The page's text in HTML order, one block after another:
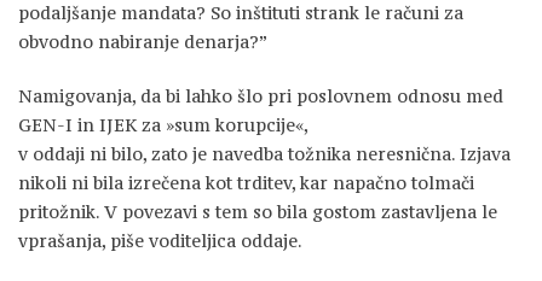
podaljšanje mandata? So inštituti strank le računi za
obvodno nabiranje denarja?”
Namigovanja, da bi lahko šlo pri poslovnem odnosu med
GEN-I in IJEK za »sum korupcije«,
v oddaji ni bilo, zato je navedba tožnika neresnična. Izjava
nikoli ni bila izrečena kot trditev, kar napačno tolmači
pritožnik. V povezavi s tem so bila gostom zastavljena le
vprašanja, piše voditeljica oddaje.